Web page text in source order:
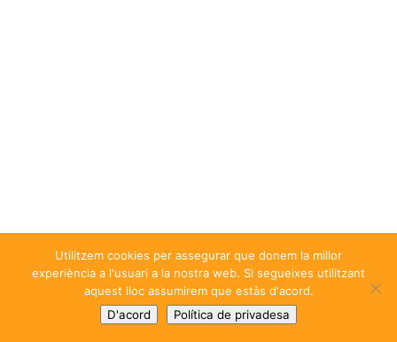
Utilitzem cookies per assegurar que donem la millor
experiència a l'usuari a la nostra web. Si segueixes utilitzant
aquest lloc assumirem que estàs d'acord.
D'acord
Política de privadesa